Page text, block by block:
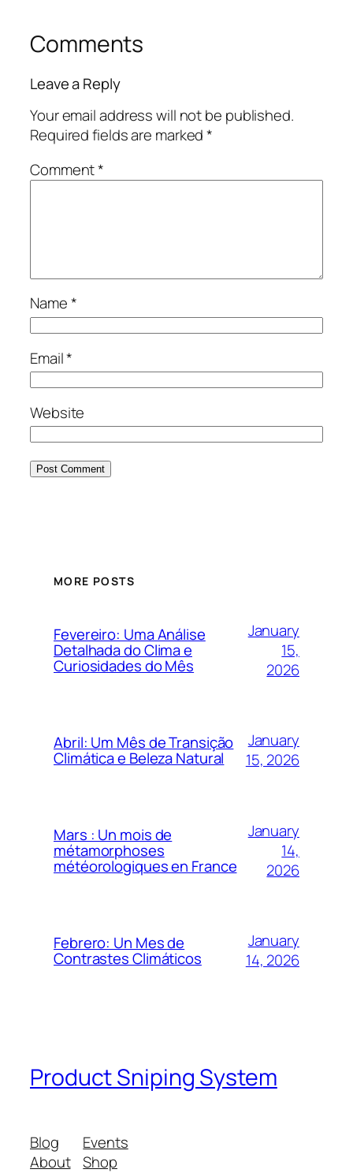
Comments
Leave a Reply
Your email address will not be published.
Required fields are marked*
Comment*
Name*
Email*
Website
MORE POSTS
Fevereiro: Uma Análise
Detalhada do Clima e
Curiosidades do Mês
January
15,
2026
Abril: Um Mês de Transição
Climática e Beleza Natural
January
15, 2026
Mars : Un mois de
métamorphoses
météorologiques en France
January
14,
2026
Febrero: Un Mes de
Contrastes Climáticos
January
14, 2026
Product Sniping System
Blog
About
Events
Shop